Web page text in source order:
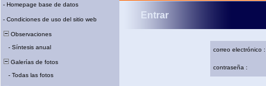
- Homepage base de datos
- Condiciones de uso del sitio web
Observaciones
- Síntesis anual
Galerías de fotos
- Todas las fotos
Entrar
correo electrónico :
contraseña :